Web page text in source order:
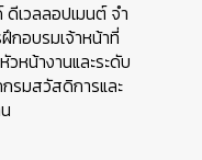
เวลลอปเมนต์ จํา
กอบรมเจ้าหน้าที่
หน้างานและระดับ
กรมสวัสดิการและ